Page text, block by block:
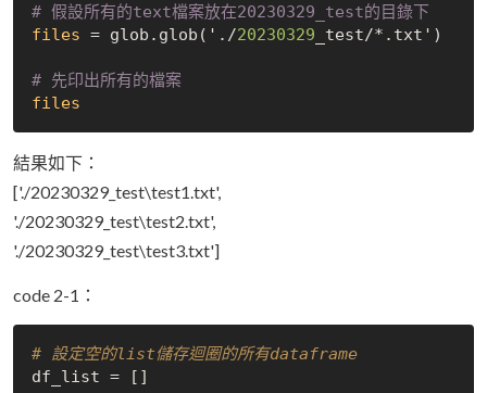
# 假設所有的text檔案放在20230329_test的目錄下
files = glob.glob('./20230329 _test/*.txt')
# 先印出所有的檔案
files
結果如下：
['./20230329_test\test1.txt',
'./20230329_test\test2.txt',
'./20230329_test\test3.txt']
code 2-1：
# 設定空的list儲存迴圈的所有dataframe
df_list = []